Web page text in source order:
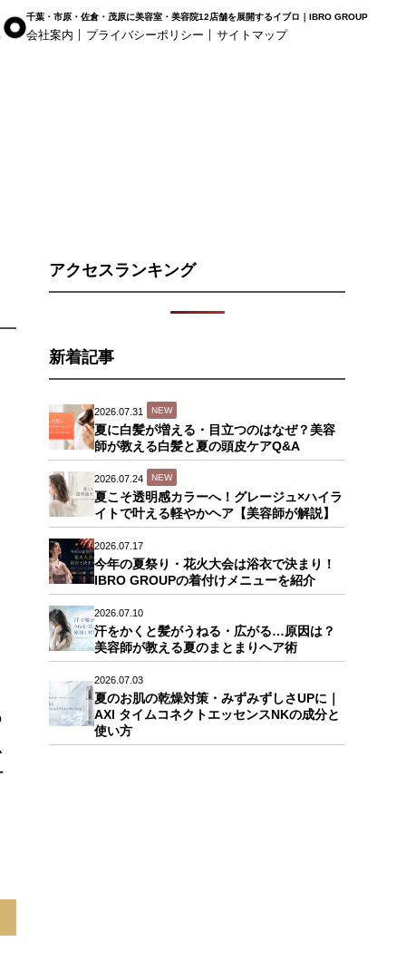
千葉・市原・佐倉・茂原に美容室・美容院12店舗を展開するイブロ｜IBRO GROUP
会社案内 プライバシーポリシー サイトマップ
アクセスランキング
新着記事
2026.07.31 NEW
夏に白髪が増える・目立つのはなぜ？美容
師が教える白髪と夏の頭皮ケアQ&A
2026.07.24 NEW
夏こそ透明感カラーへ！グレージュ×ハイラ
イトで叶える軽やかヘア【美容師が解説】
2026.07.17
今年の夏祭り・花火大会は浴衣で決まり！
IBRO GROUPの着付けメニューを紹介
2026.07.10
汗をかくと髪がうねる・広がる…原因は？
美容師が教える夏のまとまりヘア術
2026.07.03
夏のお肌の乾燥対策・みずみずしさUPに｜
AXI タイムコネクトエッセンスNKの成分と
使い方